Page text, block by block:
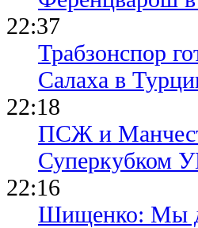
22:37
Трабзонспор
Салаха в
22:18
ПСЖ и
Суперкубком
22:16
Шищенко: Мы